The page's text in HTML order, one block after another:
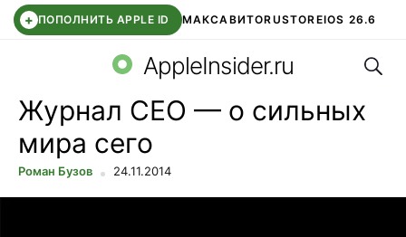
+ ПОПОЛНИТЬ APPLE ID МАКСАВИТОRUSTOREIOS 26.6
СБЕР КИДС ВТБ ОНЛАЙН ЧАТ В ROBLOX
AppleInsider.ru
Журнал СЕО — о сильных
мира сего
Роман Бузов 24.11.2014